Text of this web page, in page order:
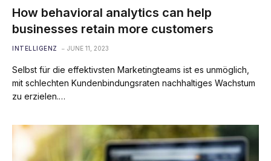
How behavioral analytics can help
businesses retain more customers
INTELLIGENZ JUNE 11, 2023
Selbst für die effektivsten Marketingteams ist es unmöglich,
mit schlechten Kundenbindungsraten nachhaltiges Wachstum
zu erzielen.…